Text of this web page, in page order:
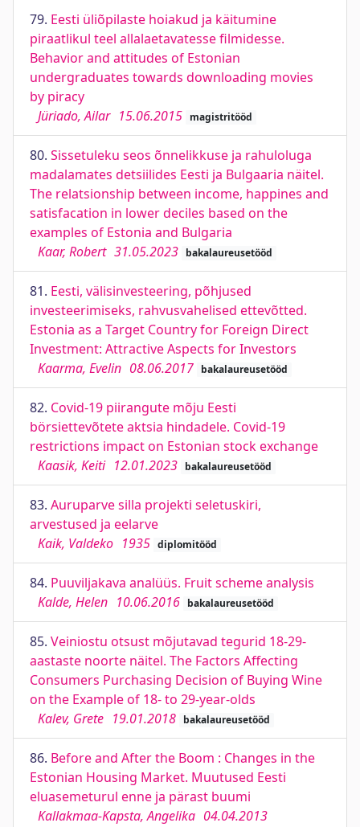
79. Eesti üliõpilaste hoiakud ja käitumine
piraatlikul teel allalaetavatesse filmidesse.
Behavior and attitudes of Estonian
undergraduates towards downloading movies
by piracy
Jüriado, Ailar 15.06.2015 magistritööd
80. Sissetuleku seos õnnelikkuse ja rahuloluga
madalamates detsiilides Eesti ja Bulgaaria näitel.
The relatsionship between income, happines and
satisfacation in lower deciles based on the
examples of Estonia and Bulgaria
Kaar, Robert 31.05.2023 bakalaureusetööd
81. Eesti, välisinvesteering, põhjused
investeerimiseks, rahvusvahelised ettevõtted.
Estonia as a Target Country for Foreign Direct
Investment: Attractive Aspects for Investors
Kaarma, Evelin 08.06.2017 bakalaureusetööd
82. Covid-19 piirangute mõju Eesti
börsiettevõtete aktsia hindadele. Covid-19
restrictions impact on Estonian stock exchange
Kaasik, Keiti 12.01.2023 bakalaureusetööd
83. Auruparve silla projekti seletuskiri,
arvestused ja eelarve
Kaik, Valdeko 1935 diplomitööd
84. Puuviljakava analüüs. Fruit scheme analysis
Kalde, Helen 10.06.2016 bakalaureusetööd
85. Veiniostu otsust mõjutavad tegurid 18-29-
aastaste noorte näitel. The Factors Affecting
Consumers Purchasing Decision of Buying Wine
on the Example of 18- to 29-year-olds
Kalev, Grete 19.01.2018 bakalaureusetööd
86. Before and After the Boom : Changes in the
Estonian Housing Market. Muutused Eesti
eluasemeturul enne ja pärast buumi
Kallakmaa-Kapsta, Angelika 04.04.2013